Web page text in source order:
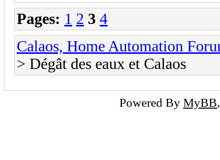
Pages: 1 2 3 4
Calaos, Home Automation
> Dégât des eaux et Calaos
Powered By MyBB